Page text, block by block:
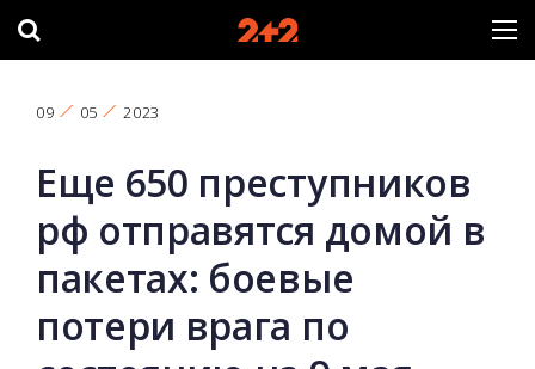
09 05 2023
Еще 650 преступников
рф отправятся домой в
пакетах: боевые
потери врага по